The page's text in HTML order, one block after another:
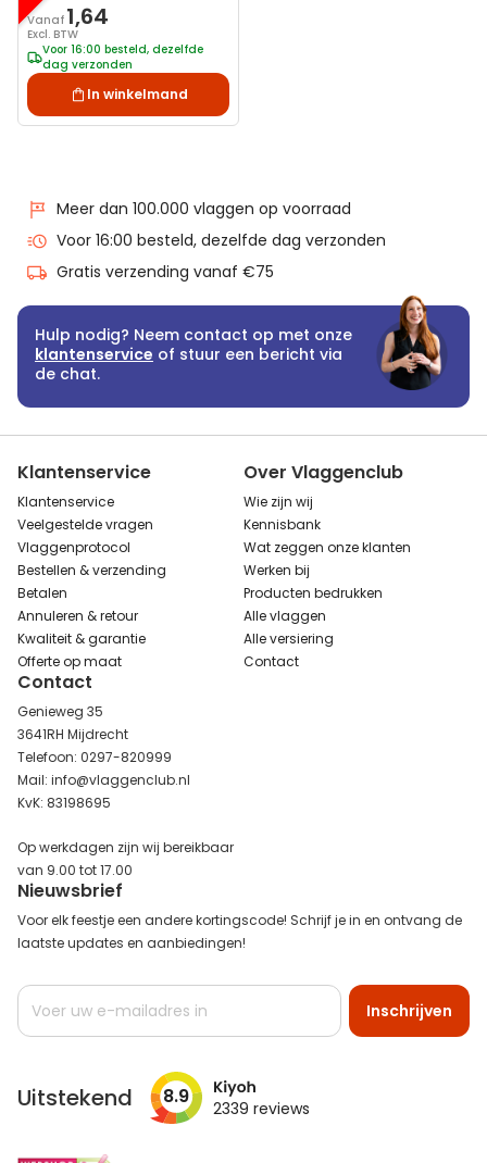
Vanaf 1,64
Excl. BTW
Voor 16:00 besteld, dezelfde
dag verzonden
In winkelmand
Meer dan 100.000 vlaggen op voorraad
Voor 16:00 besteld, dezelfde dag verzonden
Gratis verzending vanaf €75
Hulp nodig? Neem contact op met onze
klantenservice of stuur een bericht via
de chat.
Klantenservice
Klantenservice
Veelgestelde vragen
Vlaggenprotocol
Bestellen & verzending
Betalen
Annuleren & retour
Kwaliteit & garantie
Offerte op maat
Over Vlaggenclub
Wie zijn wij
Kennisbank
Wat zeggen onze klanten
Werken bij
Producten bedrukken
Alle vlaggen
Alle versiering
Contact
Contact
Genieweg 35
3641RH Mijdrecht
Telefoon: 0297-820999
Mail: info@vlaggenclub.nl
KvK: 83198695
Op werkdagen zijn wij bereikbaar
van 9.00 tot 17.00
Nieuwsbrief
Voor elk feestje een andere kortingscode! Schrijf je in en ontvang de
laatste updates en aanbiedingen!
Abonneer
op
Inschrijven
Uitstekend 8.9 2339 reviews